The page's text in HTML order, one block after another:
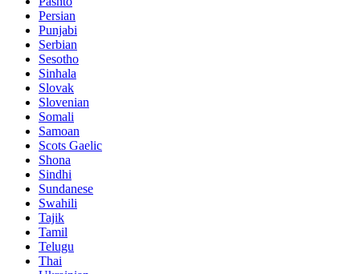
Persian
Punjabi
Serbian
Sesotho
Sinhala
Slovak
Slovenian
Somali
Samoan
Scots Gaelic
Shona
Sindhi
Sundanese
Swahili
Tajik
Tamil
Telugu
Thai